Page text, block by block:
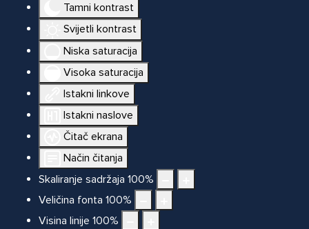
Tamni kontrast
Svijetli kontrast
Niska saturacija
Visoka saturacija
Istakni linkove
Istakni naslove
Čitač ekrana
Način čitanja
Skaliranje sadržaja 100%
Veličina fonta 100%
Visina linije 100%